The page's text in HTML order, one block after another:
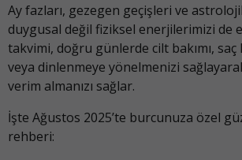
Ay fazları, gezegen geçişleri ve
duygusal değil fiziksel enerjilerimizi de
takvimi, doğru günlerde cilt bakımı,
veya dinlenmeye yönelmenizi
verim almanızı sağlar.
İşte Ağustos 2025’te burcunuza özel
rehberi: